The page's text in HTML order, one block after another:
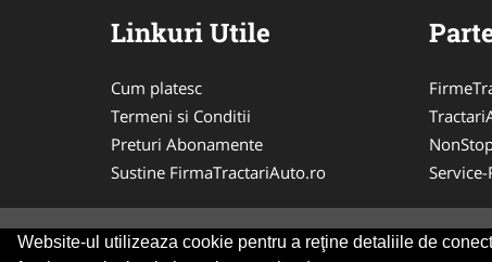
Website-ul utilizeaza cookie pentru a reţine detaliile de
Linkuri Utile
Cum platesc
Termeni si Conditii
Preturi Abonamente
Sustine FirmaTractariAuto.ro
© 2014-2026 -ANPC SOL